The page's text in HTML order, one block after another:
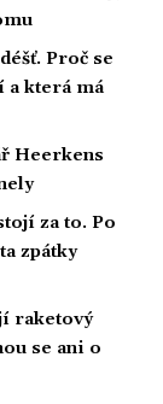
Proč se
a která má
Heerkens
za to. Po
zpátky
raketový
se ani o